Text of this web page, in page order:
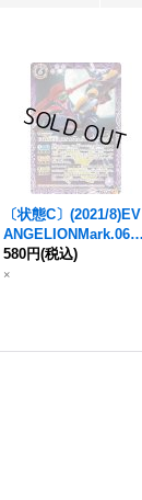
〔状態C〕(2021/8)EV
ANGELION Mark.06-
カシウスの槍-
B21-X01}《紫》
580円(税込)
×